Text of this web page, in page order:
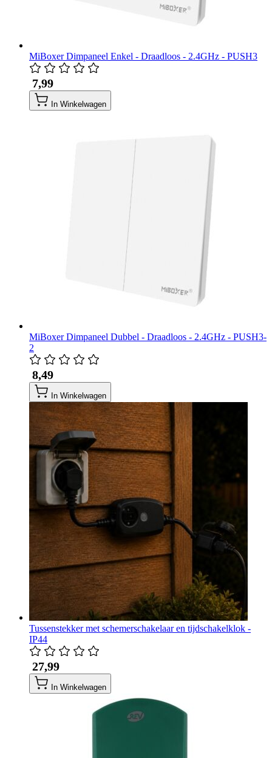
MiBoxer Dimpaneel Enkel - Draadloos - 2.4GHz - PUSH3
​ 7,99
In Winkelwagen
MiBoxer Dimpaneel Dubbel - Draadloos - 2.4GHz - PUSH3-
2
​ 8,49
In Winkelwagen
Tussenstekker met schemerschakelaar en tijdschakelklok -
IP44
​ 27,99
In Winkelwagen